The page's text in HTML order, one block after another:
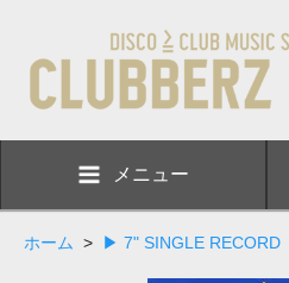
メニュー
ホーム > ▶ 7" SINGLE RECORD